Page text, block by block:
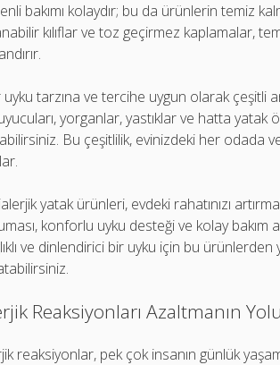
bakımı kolaydır; bu da ürünlerin temiz
kılıflar ve toz geçirmez kaplamalar,
uyku tarzına ve tercihe uygun olarak çeşitli
yorganlar, yastıklar ve hatta
Bu çeşitlilik, evinizdeki her odada
yatak ürünleri, evdeki rahatınızı
konforlu uyku desteği ve kolay bakım
ve dinlendirici bir uyku için bu
Reaksiyonları Azaltmanın
reaksiyonlar, pek çok insanın günlük